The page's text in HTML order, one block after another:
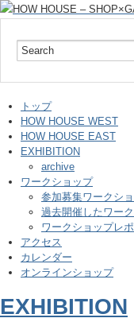
トップ
HOW HOUSE WEST
HOW HOUSE EAST
EXHIBITION
archive
ワークショップ
参加募集ワークシ
過去開催したワー
ワークショップレ
アクセス
カレンダー
オンラインショップ
EXHIBITION